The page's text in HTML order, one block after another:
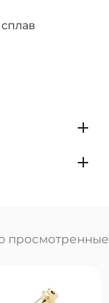
просмотренные